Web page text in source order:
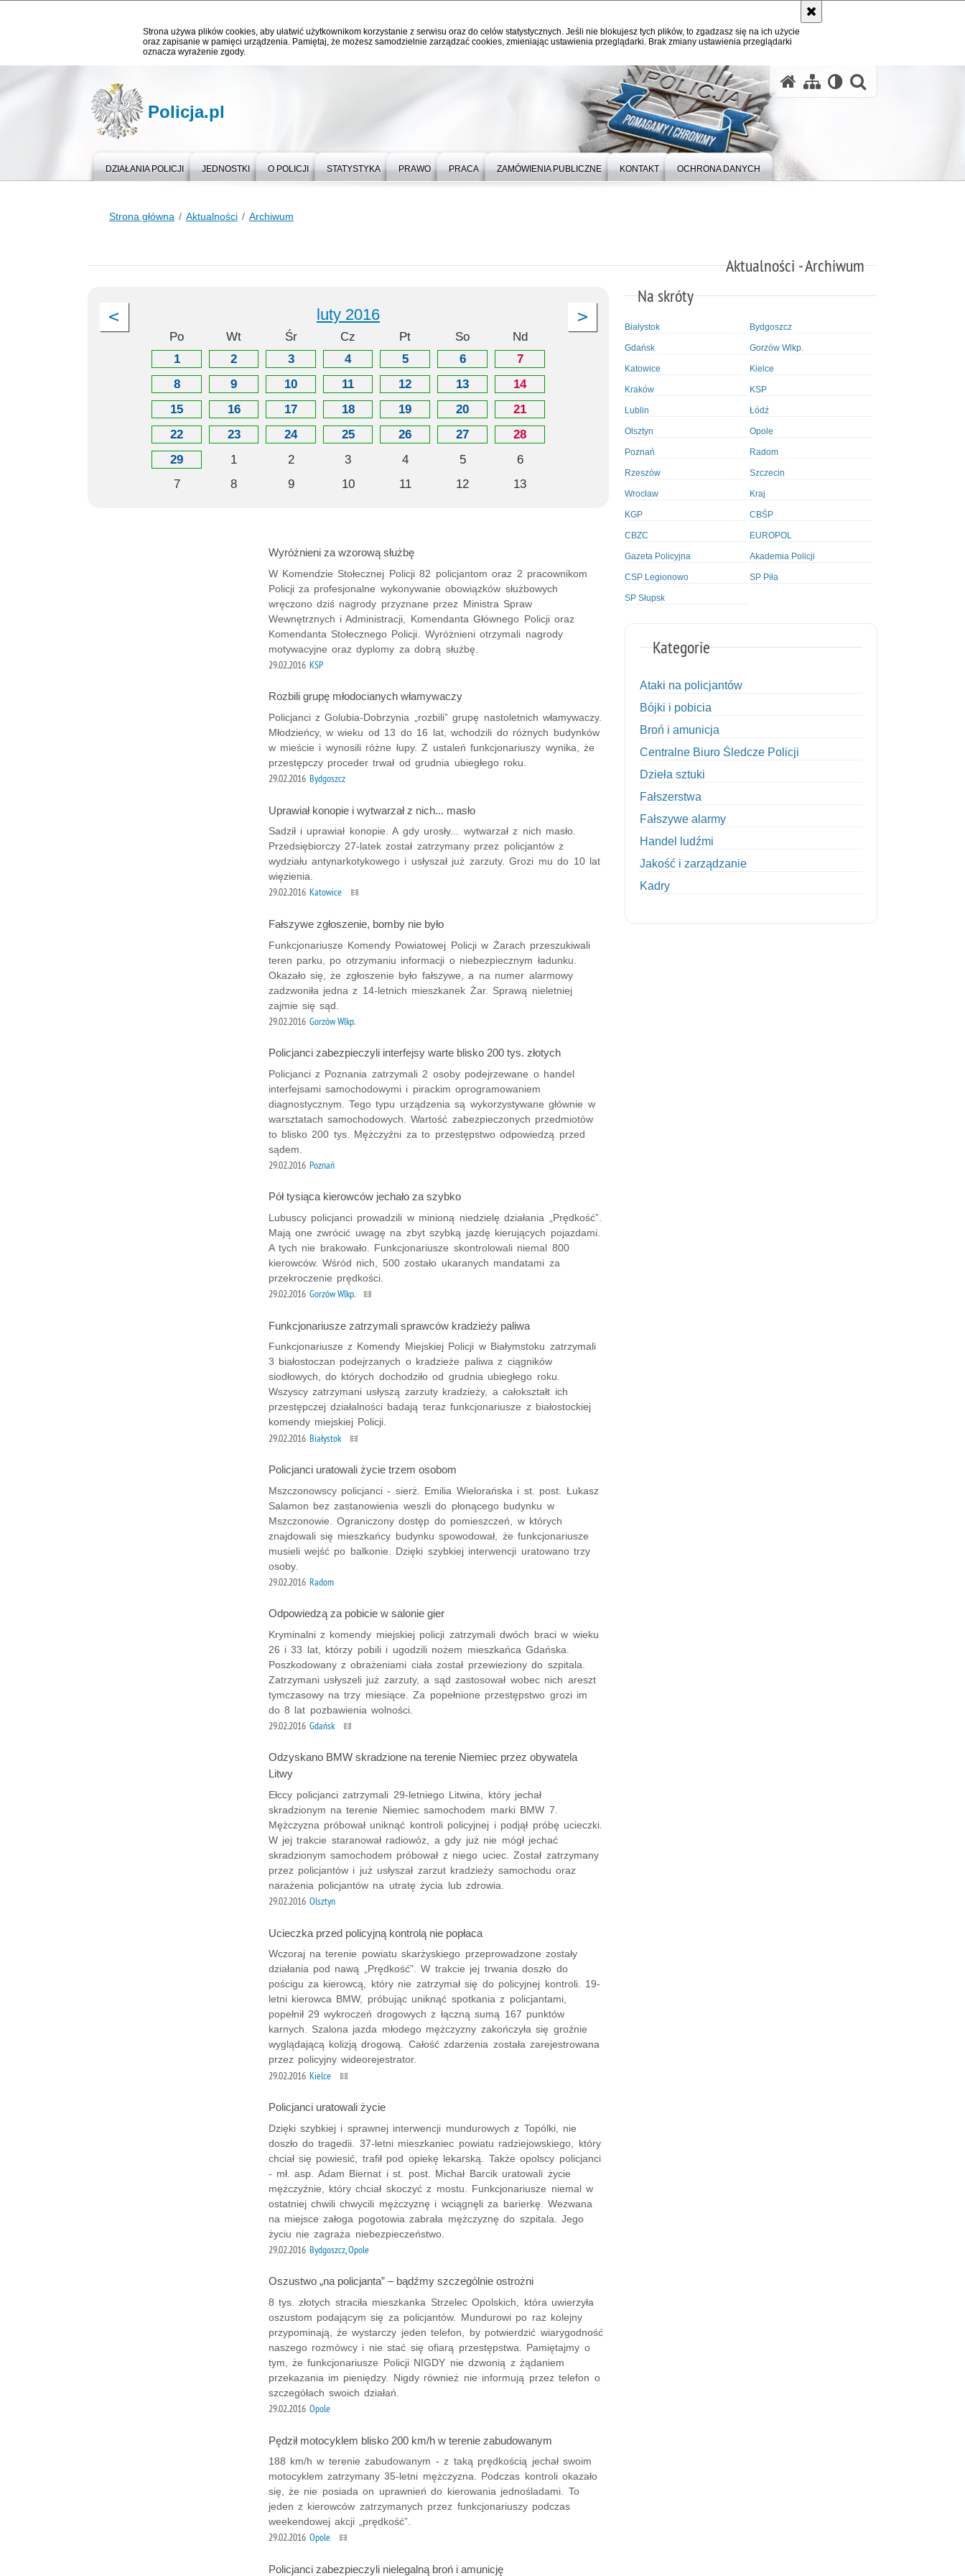
Strona używa plików cookies, aby ułatwić użytkownikom korzystanie z serwisu oraz do celów statystycznych. Jeśli nie blokujesz tych plików, to zgadzasz się na ich użycie
oraz zapisanie w pamięci urządzenia. Pamiętaj, że możesz samodzielnie zarządzać cookies, zmieniając ustawienia przeglądarki. Brak zmiany ustawienia przeglądarki
oznacza wyrażenie zgody.
Policja.pl
DZIAŁANIA POLICJI JEDNOSTKI O POLICJI STATYSTYKA PRAWO PRACA ZAMÓWIENIA PUBLICZNE KONTAKT OCHRONA DANYCH
Strona główna Aktualności Archiwum
Aktualności - Archiwum
luty 2016
Po Wt Śr Cz Pt So
Nd
1
2 3 4 5 6
7
8
9 10 11 12 13
14
15
16 17 18 19 20
21
22
23 24 25 26 27
28
29
1 2 3 4 5
6
7
8 9 10 11 12 13
Wyróżnieni za wzorową służbę
W Komendzie Stołecznej Policji 82 policjantom oraz 2 pracownikom
Policji za profesjonalne wykonywanie obowiązków służbowych
wręczono dziś nagrody przyznane przez Ministra Spraw
Wewnętrznych i Administracji, Komendanta Głównego Policji oraz
Komendanta Stołecznego Policji. Wyróżnieni otrzymali nagrody
motywacyjne oraz dyplomy za dobrą służbę.
29.02.2016 KSP
Rozbili grupę młodocianych włamywaczy
Policjanci z Golubia-Dobrzynia „rozbili” grupę nastoletnich włamywaczy.
Młodzieńcy, w wieku od 13 do 16 lat, wchodzili do różnych budynków
w mieście i wynosili różne łupy. Z ustaleń funkcjonariuszy wynika, że
przestępczy proceder trwał od grudnia ubiegłego roku.
29.02.2016 Bydgoszcz
Uprawiał konopie i wytwarzał z nich... masło
Sadził i uprawiał konopie. A gdy urosły... wytwarzał z nich masło.
Przedsiębiorczy 27-latek został zatrzymany przez policjantów z
wydziału antynarkotykowego i usłyszał już zarzuty. Grozi mu do 10 lat
więzienia.
29.02.2016 Katowice
Fałszywe zgłoszenie, bomby nie było
Funkcjonariusze Komendy Powiatowej Policji w Żarach przeszukiwali
teren parku, po otrzymaniu informacji o niebezpiecznym ładunku.
Okazało się, że zgłoszenie było fałszywe, a na numer alarmowy
zadzwoniła jedna z 14-letnich mieszkanek Żar. Sprawą nieletniej
zajmie się sąd.
29.02.2016 Gorzów Wlkp.
Policjanci zabezpieczyli interfejsy warte blisko 200 tys. złotych
Policjanci z Poznania zatrzymali 2 osoby podejrzewane o handel
interfejsami samochodowymi i pirackim oprogramowaniem
diagnostycznym. Tego typu urządzenia są wykorzystywane głównie w
warsztatach samochodowych. Wartość zabezpieczonych przedmiotów
to blisko 200 tys. Mężczyźni za to przestępstwo odpowiedzą przed
sądem.
29.02.2016 Poznań
Pół tysiąca kierowców jechało za szybko
Lubuscy policjanci prowadzili w minioną niedzielę działania „Prędkość”.
Mają one zwrócić uwagę na zbyt szybką jazdę kierujących pojazdami.
A tych nie brakowało. Funkcjonariusze skontrolowali niemal 800
kierowców. Wśród nich, 500 zostało ukaranych mandatami za
przekroczenie prędkości.
29.02.2016 Gorzów Wlkp.
Funkcjonariusze zatrzymali sprawców kradzieży paliwa
Funkcjonariusze z Komendy Miejskiej Policji w Białymstoku zatrzymali
3 białostoczan podejrzanych o kradzieże paliwa z ciągników
siodłowych, do których dochodziło od grudnia ubiegłego roku.
Wszyscy zatrzymani usłyszą zarzuty kradzieży, a całokształt ich
przestępczej działalności badają teraz funkcjonariusze z białostockiej
komendy miejskiej Policji.
29.02.2016 Białystok
Policjanci uratowali życie trzem osobom
Mszczonowscy policjanci - sierż. Emilia Wielorańska i st. post. Łukasz
Salamon bez zastanowienia weszli do płonącego budynku w
Mszczonowie. Ograniczony dostęp do pomieszczeń, w których
znajdowali się mieszkańcy budynku spowodował, że funkcjonariusze
musieli wejść po balkonie. Dzięki szybkiej interwencji uratowano trzy
osoby.
29.02.2016 Radom
Odpowiedzą za pobicie w salonie gier
Kryminalni z komendy miejskiej policji zatrzymali dwóch braci w wieku
26 i 33 lat, którzy pobili i ugodzili nożem mieszkańca Gdańska.
Poszkodowany z obrażeniami ciała został przewieziony do szpitala.
Zatrzymani usłyszeli już zarzuty, a sąd zastosował wobec nich areszt
tymczasowy na trzy miesiące. Za popełnione przestępstwo grozi im
do 8 lat pozbawienia wolności.
29.02.2016 Gdańsk
Odzyskano BMW skradzione na terenie Niemiec przez obywatela
Litwy
Ełccy policjanci zatrzymali 29-letniego Litwina, który jechał
skradzionym na terenie Niemiec samochodem marki BMW 7.
Mężczyzna próbował uniknąć kontroli policyjnej i podjął próbę ucieczki.
W jej trakcie staranował radiowóz, a gdy już nie mógł jechać
skradzionym samochodem próbował z niego uciec. Został zatrzymany
przez policjantów i już usłyszał zarzut kradzieży samochodu oraz
narażenia policjantów na utratę życia lub zdrowia.
29.02.2016 Olsztyn
Ucieczka przed policyjną kontrolą nie popłaca
Wczoraj na terenie powiatu skarżyskiego przeprowadzone zostały
działania pod nawą „Prędkość”. W trakcie jej trwania doszło do
pościgu za kierowcą, który nie zatrzymał się do policyjnej kontroli. 19-
letni kierowca BMW, próbując uniknąć spotkania z policjantami,
popełnił 29 wykroczeń drogowych z łączną sumą 167 punktów
karnych. Szalona jazda młodego mężczyzny zakończyła się groźnie
wyglądającą kolizją drogową. Całość zdarzenia została zarejestrowana
przez policyjny wideorejestrator.
29.02.2016 Kielce
Policjanci uratowali życie
Dzięki szybkiej i sprawnej interwencji mundurowych z Topólki, nie
doszło do tragedii. 37-letni mieszkaniec powiatu radziejowskiego, który
chciał się powiesić, trafił pod opiekę lekarską. Także opolscy policjanci
- mł. asp. Adam Biernat i st. post. Michał Barcik uratowali życie
mężczyźnie, który chciał skoczyć z mostu. Funkcjonariusze niemal w
ostatniej chwili chwycili mężczyznę i wciągnęli za barierkę. Wezwana
na miejsce załoga pogotowia zabrała mężczyznę do szpitala. Jego
życiu nie zagraża niebezpieczeństwo.
29.02.2016 Bydgoszcz, Opole
Oszustwo „na policjanta” – bądźmy szczególnie ostrożni
8 tys. złotych straciła mieszkanka Strzelec Opolskich, która uwierzyła
oszustom podającym się za policjantów. Mundurowi po raz kolejny
przypominają, że wystarczy jeden telefon, by potwierdzić wiarygodność
naszego rozmówcy i nie stać się ofiarą przestępstwa. Pamiętajmy o
tym, że funkcjonariusze Policji NIGDY nie dzwonią z żądaniem
przekazania im pieniędzy. Nigdy również nie informują przez telefon o
szczegółach swoich działań.
29.02.2016 Opole
Pędził motocyklem blisko 200 km/h w terenie zabudowanym
188 km/h w terenie zabudowanym - z taką prędkością jechał swoim
motocyklem zatrzymany 35-letni mężczyzna. Podczas kontroli okazało
się, że nie posiada on uprawnień do kierowania jednośladami. To
jeden z kierowców zatrzymanych przez funkcjonariuszy podczas
weekendowej akcji „prędkość”.
29.02.2016 Opole
Policjanci zabezpieczyli nielegalną broń i amunicję
Na skróty
Białystok Bydgoszcz
Gdańsk Gorzów Wlkp.
Katowice Kielce
Kraków KSP
Lublin Łódź
Olsztyn Opole
Poznań Radom
Rzeszów Szczecin
Wrocław Kraj
KGP CBŚP
CBZC EUROPOL
Gazeta Policyjna Akademia Policji
CSP Legionowo SP Piła
SP Słupsk
Kategorie
Ataki na policjantów
Bójki i pobicia
Broń i amunicja
Centralne Biuro Śledcze Policji
Dzieła sztuki
Fałszerstwa
Fałszywe alarmy
Handel ludźmi
Jakość i zarządzanie
Kadry